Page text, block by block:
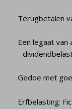
Terugbetalen
Een legaat van
Gedoe met
Erfbelasting: